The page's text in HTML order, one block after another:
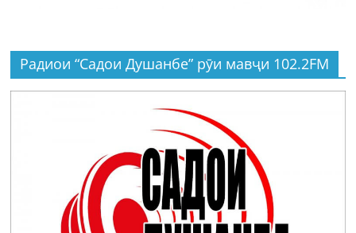
Радиои “Садои Душанбе” рӯи мавҷи 102.2FM